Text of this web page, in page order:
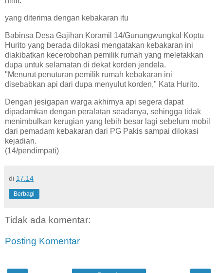
yang diterima dengan kebakaran itu
Babinsa Desa Gajihan Koramil 14/Gunungwungkal Koptu
Hurito yang berada dilokasi mengatakan kebakaran ini
diakibatkan kecerobohan pemilik rumah yang meletakkan
dupa untuk selamatan di dekat korden jendela.
"Menurut penuturan pemilik rumah kebakaran ini
disebabkan api dari dupa menyulut korden," Kata Hurito.
Dengan jesigapan warga akhirnya api segera dapat
dipadamkan dengan peralatan seadanya, sehingga tidak
menimbulkan kerugian yang lebih besar lagi sebelum mobil
dari pemadam kebakaran dari PG Pakis sampai dilokasi
kejadian.
(14/pendimpati)
di 17.14
Berbagi
Tidak ada komentar:
Posting Komentar